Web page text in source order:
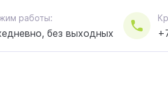
работы:
без выходных